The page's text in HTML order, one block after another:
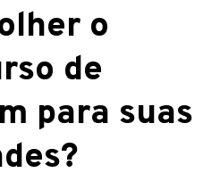
o
de
para suas